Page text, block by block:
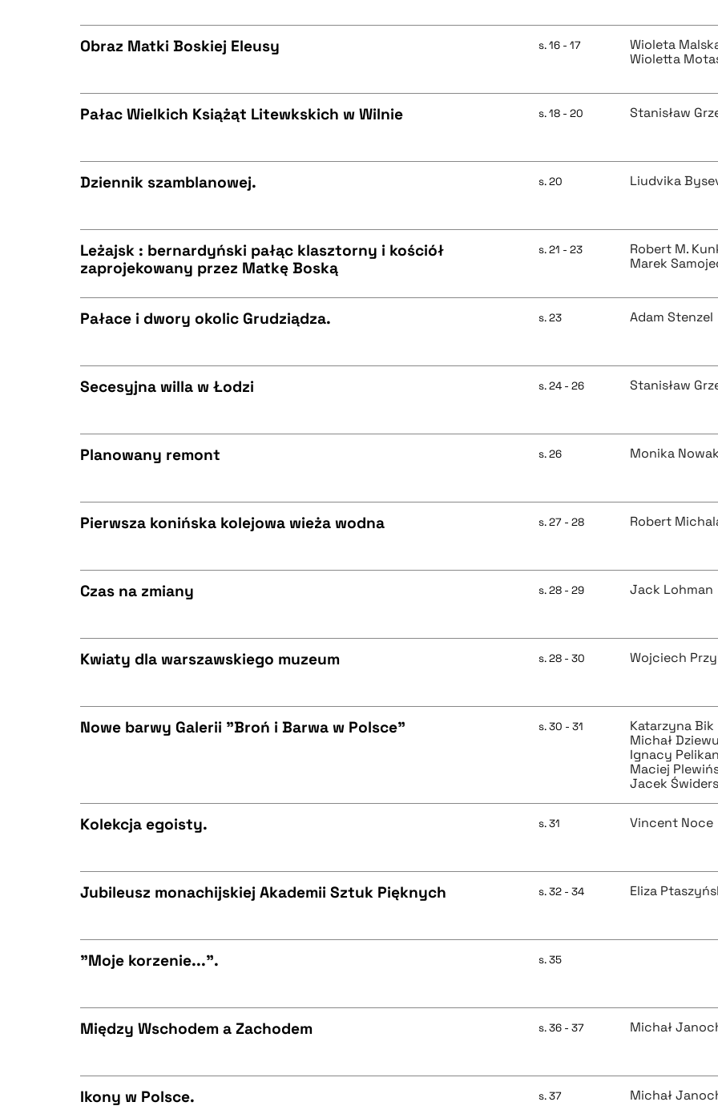
BIBTEX
BIBTEX
Obraz Matki Boskiej Eleusy s. 16 - 17
Wioleta
Wioletta
BIBTEX
Pałac Wielkich Książąt Litewkskich w Wilnie s. 18 - 20 Stanisław
BIBTEX
Dziennik szamblanowej. s. 20 Liudvika
BIBTEX
Leżajsk : bernardyński pałąc klasztorny i kościół
zaprojekowany przez Matkę Boską
s. 21 - 23
Robert M.
Marek
Pałace i dwory okolic Grudziądza. s. 23 Adam Stenzel
BIBTEX
Secesyjna willa w Łodzi s. 24 - 26 Stanisław
BIBTEX
Planowany remont s. 26 Monika
BIBTEX
Pierwsza konińska kolejowa wieża wodna s. 27 - 28 Robert
BIBTEX
Czas na zmiany s. 28 - 29 Jack Lohman
Kwiaty dla warszawskiego muzeum s. 28 - 30 Wojciech
Nowe barwy Galerii "Broń i Barwa w Polsce" s. 30 - 31
Katarzyna Bik
Michał
Ignacy
Maciej
Jacek
BIBTEX
Kolekcja egoisty. s. 31 Vincent Noce
BIBTEX
Jubileusz monachijskiej Akademii Sztuk Pięknych s. 32 - 34 Eliza
BIBTEX
"Moje korzenie...". s. 35
Między Wschodem a Zachodem s. 36 - 37 Michał
Ikony w Polsce. s. 37 Michał